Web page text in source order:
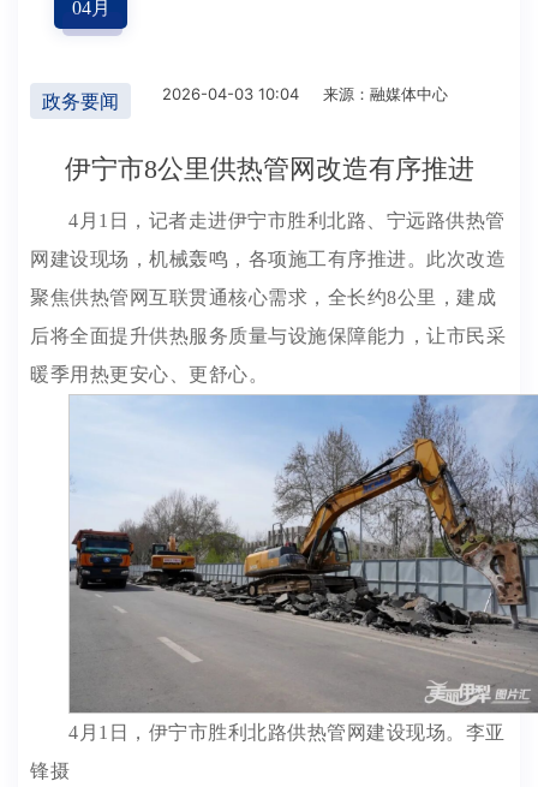
04月
政务要闻 2026-04-03 10:04 来源：融媒体中心
伊宁市8公里供热管网改造有序推进
4月1日，记者走进伊宁市胜利北路、宁远路供热管
网建设现场，机械轰鸣，各项施工有序推进。此次改造
聚焦供热管网互联贯通核心需求，全长约8公里，建成
后将全面提升供热服务质量与设施保障能力，让市民采
暖季用热更安心、更舒心。
4月1日，伊宁市胜利北路供热管网建设现场。李亚
锋摄